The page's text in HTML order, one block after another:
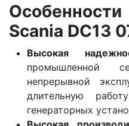
Scania DC13
Высокая
промышленной
непрерывной
длительную
генераторных